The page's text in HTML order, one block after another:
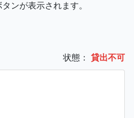
ンが表示されます。
状態： 貸出不可